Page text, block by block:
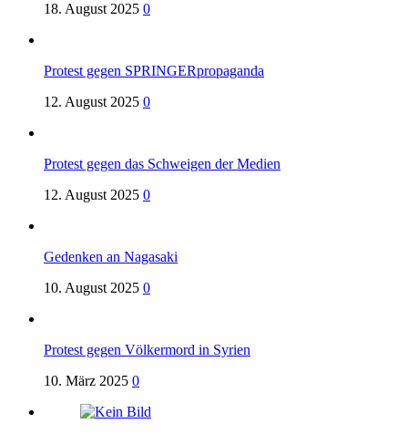
18. August 2025 0
Protest gegen SPRINGERpropaganda
12. August 2025 0
Protest gegen das Schweigen der Medien
12. August 2025 0
Gedenken an Nagasaki
10. August 2025 0
Protest gegen Völkermord in Syrien
10. März 2025 0